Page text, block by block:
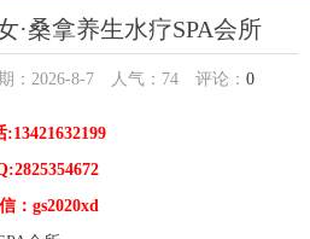
·桑拿养生水疗SPA会所
2026-8-7 人气： 74 评论： 0
:13421632199
：gs2020xd